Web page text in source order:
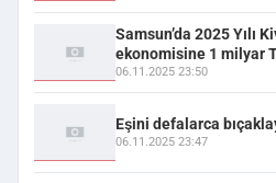
Samsun’da 2025 Yılı
ekonomisine 1 milyar
06.11.2025 23:50
Eşini defalarca
06.11.2025 23:47